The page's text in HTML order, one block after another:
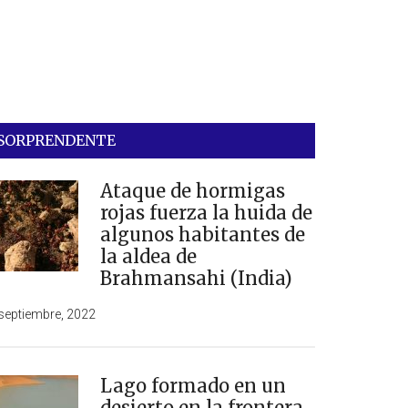
Ataque de hormigas
rojas fuerza la huida de
algunos habitantes de
la aldea de
Brahmansahi (India)
2022
Lago formado en un